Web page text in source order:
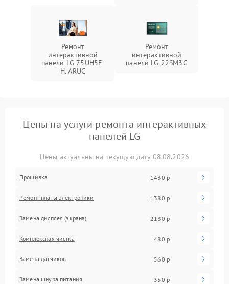
Ремонт
интерактивной
панели LG 75UH5F-
H. ARUC
Ремонт
интерактивной
панели LG 22SM3G
Цены на услуги ремонта интерактивных
панелей LG
Цены актуальны на текущую дату 08.08.2026
Прошивка 1430 р
Ремонт платы электроники 1380 р
Замена дисплея (экрана) 2180 р
Комплексная чистка 480 р
Замена датчиков 560 р
Замена шнура питания 350 р